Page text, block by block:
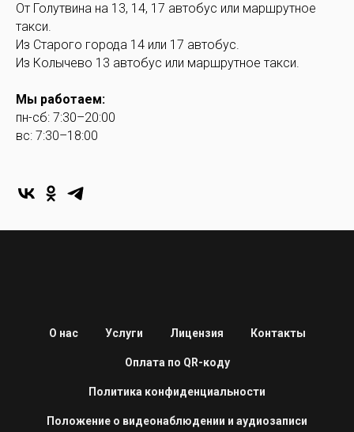
От Голутвина на 13, 14, 17 автобус или маршрутное
такси.
Из Старого города 14 или 17 автобус.
Из Колычево 13 автобус или маршрутное такси.
Мы работаем:
пн-сб: 7:30–20:00
вс: 7:30–18:00
О нас Услуги Лицензия Контакты
Оплата по QR-коду
Политика конфиденциальности
Положение о видеонаблюдении и аудиозаписи